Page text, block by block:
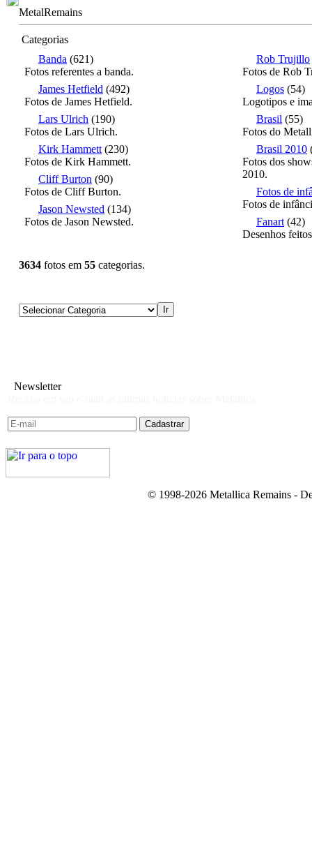
MetalRemains
Categorias
Banda (621)
Fotos referentes a banda.
James Hetfield (492)
Fotos de James Hetfield.
Lars Ulrich (190)
Fotos de Lars Ulrich.
Kirk Hammett (230)
Fotos de Kirk Hammett.
Cliff Burton (90)
Fotos de Cliff Burton.
Jason Newsted (134)
Fotos de Jason Newsted.
Rob Trujillo
Fotos de Rob
Logos (54)
Logotipos e
Brasil (55)
Fotos do
Brasil 2010
Fotos dos
2010.
Fotos de
Fotos de
Fanart (42)
Desenhos
3634 fotos em 55 categorias.
Newsletter
© 1998-2026 Metallica Remains -